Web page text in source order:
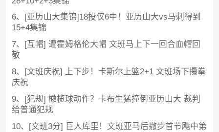
6、[亚历山大集锦]18投仅6中！亚历山大vs马刺得到
15+4集锦
7、[互帽] 遭霍姆格伦大帽 文班马上下一回合血帽回
敬
8、[文班庆祝] 上下步！卡斯尔上篮2+1 文班场下攥拳
庆祝
9、[犯规] 橄榄球动作？卡布生猛撞倒亚历山大 裁判
给普通犯规
10、[文班3分] 巨人库里！文班亚马后撤步首节飚中第